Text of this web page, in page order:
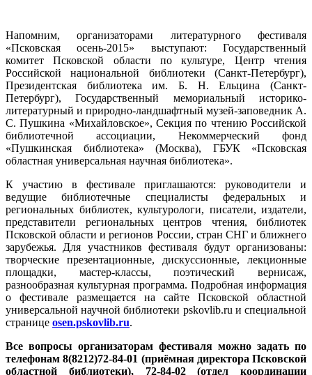
Напомним, организаторами литературного фестиваля
«Псковская осень-2015» выступают: Государственный
комитет Псковской области по культуре, Центр чтения
Российской национальной библиотеки (Санкт-Петербург),
Президентская библиотека им. Б. Н. Ельцина (Санкт-
Петербург), Государственный мемориальный историко-
литературный и природно-ландшафтный музей-заповедник А.
С. Пушкина «Михайловское», Секция по чтению Российской
библиотечной ассоциации, Некоммерческий фонд
«Пушкинская библиотека» (Москва), ГБУК «Псковская
областная универсальная научная библиотека».
К участию в фестивале приглашаются: руководители и
ведущие библиотечные специалисты федеральных и
региональных библиотек, культурологи, писатели, издатели,
представители региональных центров чтения, библиотек
Псковской области и регионов России, стран СНГ и ближнего
зарубежья. Для участников фестиваля будут организованы:
творческие презентационные, дискуссионные, лекционные
площадки, мастер-классы, поэтический вернисаж,
разнообразная культурная программа. Подробная информация
о фестивале размещается на сайте Псковской областной
универсальной научной библиотеки pskovlib.ru и специальной
странице osen.pskovlib.ru.
Все вопросы организаторам фестиваля можно задать по
телефонам 8(8212)72-84-01 (приёмная директора Псковской
областной библиотеки), 72-84-02 (отдел координации